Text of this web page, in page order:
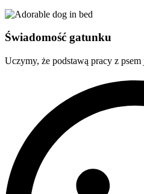
Świadomość gatunku
Uczymy, że podstawą pracy z